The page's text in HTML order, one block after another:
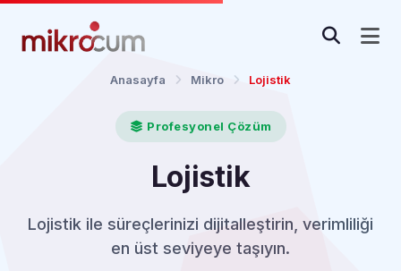
Anasayfa Mikro Lojistik
Profesyonel Çözüm
Lojistik
Lojistik ile süreçlerinizi dijitalleştirin, verimliliği
en üst seviyeye taşıyın.